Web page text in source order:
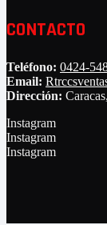
CONTACTO
Teléfono: 0424-
Email:
Dirección:
Instagram
Instagram
Instagram